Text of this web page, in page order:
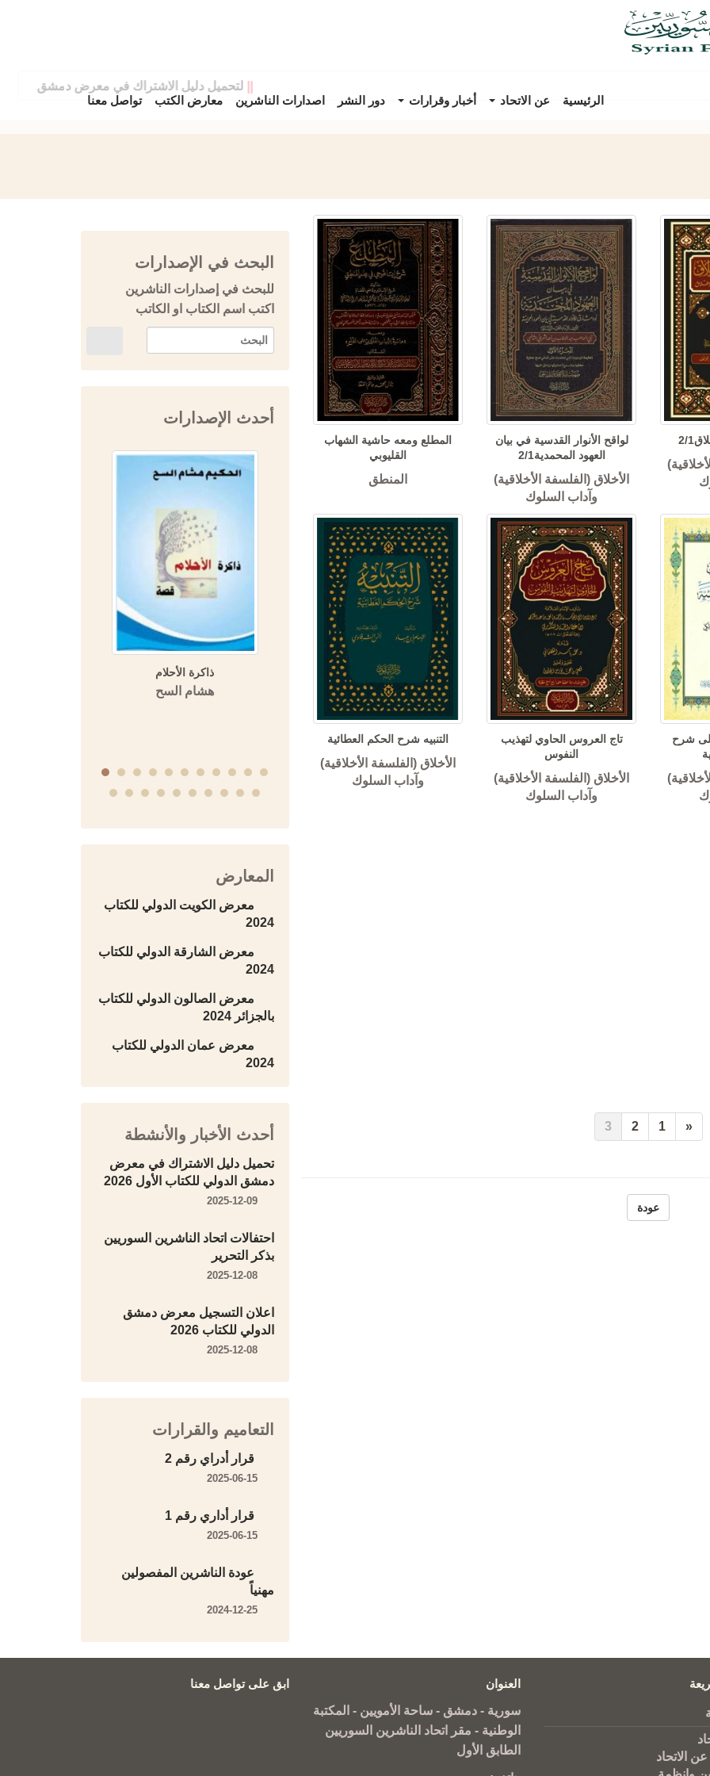
الرئيسية عن الاتحاد أخبار وقرارات دور النشر اصدارات الناشرين معارض الكتب تواصل معنا
لتحميل دليل الاشتراك في معرض دمشق الدولي
1
لواقح الأنوار القدسية في بيان
العهود المحمدية2/1
الأخلاق (الفلسفة الأخلاقية)
وآداب السلوك
المطلع ومعه حاشية الشهاب
القليوبي
المنطق
شرح
تاج العروس الحاوي لتهذيب
النفوس
الأخلاق (الفلسفة الأخلاقية)
وآداب السلوك
التنبيه شرح الحكم العطائية
الأخلاق (الفلسفة الأخلاقية)
وآداب السلوك
«
1
2
3
عودة
البحث في الإصدارات
للبحث في إصدارات الناشرين
اكتب اسم الكتاب او الكاتب
أحدث الإصدارات
وهيب
خلود إلكتروني
محمد شعبو
تاريخ حمص وتراجم رجالها في
كتب التاريخ ثلاثة أجزاء
منشورات الجمعية التاريخية
السورية
ذاكرة الأحلام
هشام السح
المعارض
معرض الكويت الدولي للكتاب
2024
معرض الشارقة الدولي للكتاب
2024
معرض الصالون الدولي للكتاب
بالجزائر 2024
معرض عمان الدولي للكتاب
2024
أحدث الأخبار والأنشطة
تحميل دليل الاشتراك في معرض
دمشق الدولي للكتاب الأول 2026
احتفالات اتحاد الناشرين السوريين
بذكر التحرير
اعلان التسجيل معرض دمشق
الدولي للكتاب 2026
التعاميم والقرارات
قرار أدراي رقم 2
قرار أداري رقم 1
عودة الناشرين المفصولين
مهنياً
عن الاتحاد
العنوان
سورية - دمشق - ساحة الأمويين - المكتبة
الوطنية - مقر اتحاد الناشرين السوريين
الطابق الأول
ابق على تواصل معنا